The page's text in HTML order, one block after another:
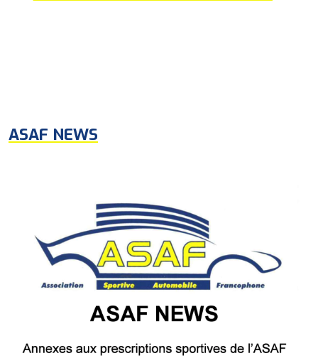
ASAF NEWS